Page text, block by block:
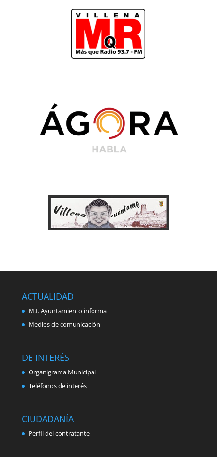
ACTUALIDAD
M.I. Ayuntamiento informa
Medios de comunicación
DE INTERÉS
Organigrama Municipal
Teléfonos de interés
CIUDADANÍA
Perfil del contratante